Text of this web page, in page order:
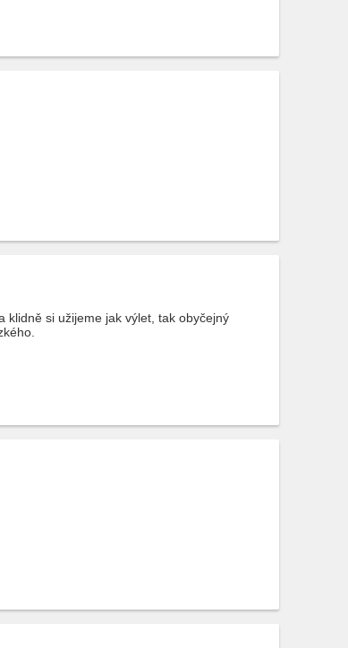
klidně si užijeme jak výlet, tak obyčejný